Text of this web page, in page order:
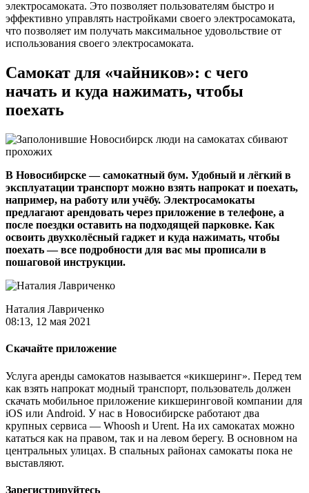
электросамоката. Это позволяет пользователям быстро и
эффективно управлять настройками своего электросамоката,
что позволяет им получать максимальное удовольствие от
использования своего электросамоката.
Самокат для «чайников»: с чего
начать и куда нажимать, чтобы
поехать
В Новосибирске — самокатный бум. Удобный и лёгкий в
эксплуатации транспорт можно взять напрокат и поехать,
например, на работу или учёбу. Электросамокаты
предлагают арендовать через приложение в телефоне, а
после поездки оставить на подходящей парковке. Как
освоить двухколёсный гаджет и куда нажимать, чтобы
поехать — все подробности для вас мы прописали в
пошаговой инструкции.
Наталия Лавриченко
08:13, 12 мая 2021
Скачайте приложение
Услуга аренды самокатов называется «кикшеринг». Перед тем
как взять напрокат модный транспорт, пользователь должен
скачать мобильное приложение кикшеринговой компании для
iOS или Android. У нас в Новосибирске работают два
крупных сервиса — Whoosh и Urent. На их самокатах можно
кататься как на правом, так и на левом берегу. В основном на
центральных улицах. В спальных районах самокаты пока не
выставляют.
Зарегистрируйтесь